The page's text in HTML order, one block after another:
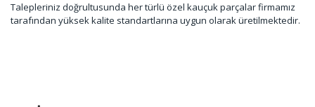
Talepleriniz doğrultusunda her türlü özel kauçuk parçalar firmamız
tarafından yüksek kalite standartlarına uygun olarak üretilmektedir.